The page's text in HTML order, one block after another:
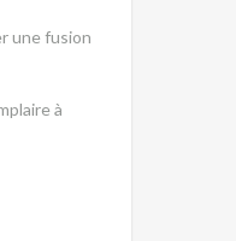
une fusion
à